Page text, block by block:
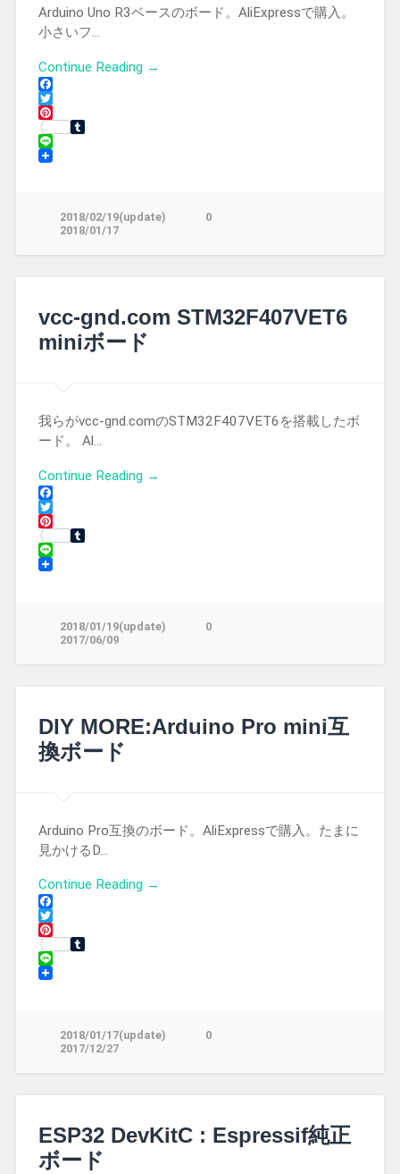
Arduino Uno R3ベースのボード。AliExpressで購入。
小さいフ…
Continue Reading →
Facebook
Twitter
Pinterest
Tumblr
Line
2018/02/19(update)
2018/01/17
0
vcc-gnd.com STM32F407VET6
miniボード
我らがvcc-gnd.comのSTM32F407VET6を搭載したボ
ード。 Al…
Continue Reading →
Facebook
Twitter
Pinterest
Tumblr
Line
2018/01/19(update)
2017/06/09
0
DIY MORE:Arduino Pro mini互
換ボード
Arduino Pro互換のボード。AliExpressで購入。たまに
見かけるD…
Continue Reading →
Facebook
Twitter
Pinterest
Tumblr
Line
2018/01/17(update)
2017/12/27
0
ESP32 DevKitC : Espressif純正
ボード